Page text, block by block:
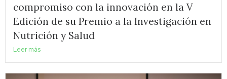
compromiso con la innovación en la V
Edición de su Premio a la Investigación en
Nutrición y Salud
Leer más